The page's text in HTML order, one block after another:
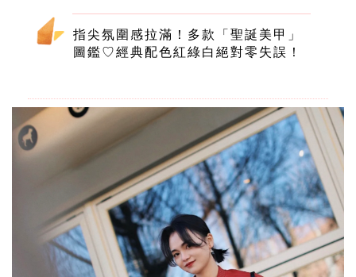
指尖氛圍感拉滿！多款「聖誕美甲」
圖鑑♡經典配色紅綠白絕對零失誤！